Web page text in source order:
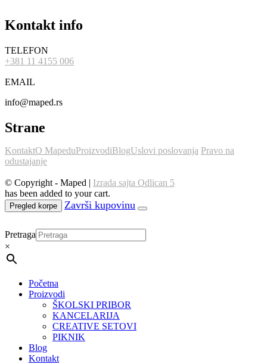
Kontakt info
TELEFON
+381 11 4155 006
EMAIL
info@maped.rs
Strane
KontaktO MapeduProizvodiBlogUslovi poslovanja Pravo na
odustajanje
© Copyright - Maped | Izrada sajta Odlican 5
has been added to your cart.
Pregled korpe
Pretraga
×
Početna
Proizvodi
ŠKOLSKI PRIBOR
KANCELARIJA
CREATIVE SETOVI
PIKNIK
Blog
Kontakt